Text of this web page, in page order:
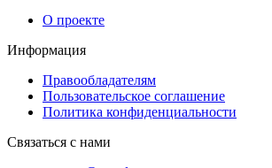
О проекте
Информация
Правообладателям
Пользовательское соглашение
Политика конфиденциальности
Связаться с нами